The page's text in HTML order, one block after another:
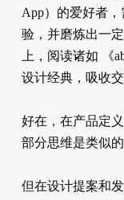
App）的爱好者
验，并磨炼出一
上，阅读诸如 《
设计经典，吸收
好在，在产品定
部分思维是类似的
但在设计提案和